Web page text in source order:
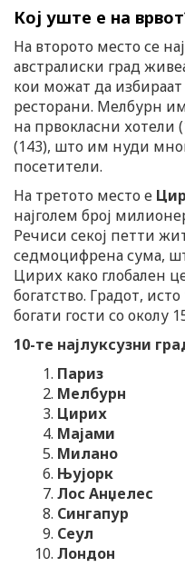
Кој уште е на
На второто место се
австралиски град
кои можат да
ресторани. Мелбурн
на првокласни хотели
(143), што им нуди
посетители.
На третото место е
најголем број
Речиси секој петти
седмоцифрена сума,
Цирих како глобален
богатство. Градот,
богати гости со околу
10-те најлуксузни
Париз
Мелбурн
Цирих
Мајами
Милано
Њујорк
Лос Анџелес
Сингапур
Сеул
Лондон